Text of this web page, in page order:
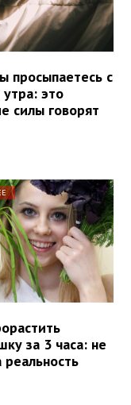
просыпаетесь с
это
силы говорят
за 3 часа: не